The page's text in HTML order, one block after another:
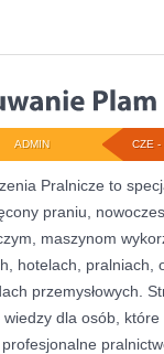
CZE -
ADMIN
Pralnicze to
praniu,
maszynom
hotelach, pralniach,
przemysłowych.
wiedzy dla osób,
profesjonalne